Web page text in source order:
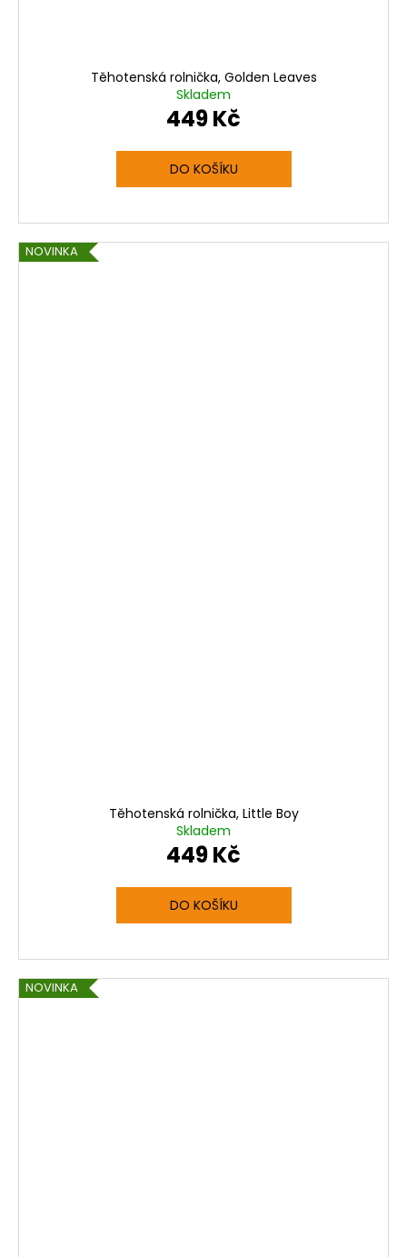
Těhotenská rolnička, Golden Leaves
Skladem
449 Kč
DO KOŠÍKU
NOVINKA
Těhotenská rolnička, Little Boy
Skladem
449 Kč
DO KOŠÍKU
NOVINKA